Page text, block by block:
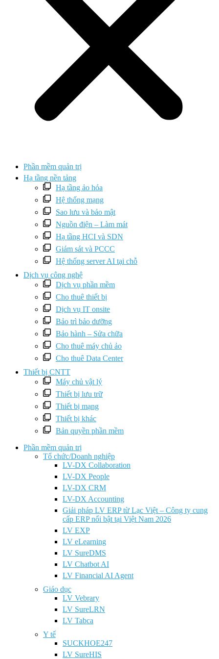
Phần mềm quản trị
Hạ tầng nền tảng
Hạ tầng ảo hóa
Hệ thống mạng
Sao lưu và bảo mật
Nguồn điện – Làm mát
Hạ tầng HCI và SDN
Giám sát và PCCC
Hệ thống server AI tại chỗ
Dịch vụ công nghệ
Dịch vụ phần mềm
Cho thuê thiết bị
Dịch vụ IT onsite
Bảo trì bảo dưỡng
Bảo hành – Sửa chữa
Cho thuê máy chủ ảo
Cho thuê Data Center
Thiết bị CNTT
Máy chủ vật lý
Thiết bị lưu trữ
Thiết bị mạng
Thiết bị khác
Bản quyền phần mềm
Phần mềm quản trị
Tổ chức/Doanh nghiệp
LV-DX Collaboration
LV-DX People
LV-DX CRM
LV-DX Accounting
Giải pháp LV ERP từ Lạc Việt – Công ty cung
cấp ERP nổi bật tại Việt Nam 2026
LV EXP
LV eLearning
LV SureDMS
LV Chatbot AI
LV Financial AI Agent
Giáo dục
LV Vebrary
LV SureLRN
LV Tabca
Y tế
SUCKHOE247
LV SureHIS